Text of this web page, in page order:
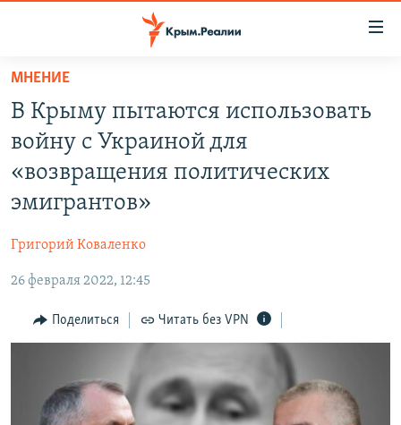
Вернуться
основному
содержанию
Вернутся
главной
Вернутся
СПЕЦПРОЕКТЫ
ИНТЕРАКТИВ
ИНФОГРАФИКА
ТЕЛЕПРОЕКТ КРЫМ.РЕАЛИИ
ПРОПАВШИЕ БЕЗ ВЕСТИ
ПОБЕДИТЕЛЕЙ НЕ СУДЯТ?
РАДІО СВОБОДА
КАК ОБОЙТИ БЛОКИРОВКУ
ПРИСОЕДИНЯЙТЕСЬ!
МНЕНИЕ
В Крыму пытаются использовать
войну с Украиной для
«возвращения политических
эмигрантов»
Григорий Коваленко
26 февраля 2022, 12:45
Поделиться Читать без VPN